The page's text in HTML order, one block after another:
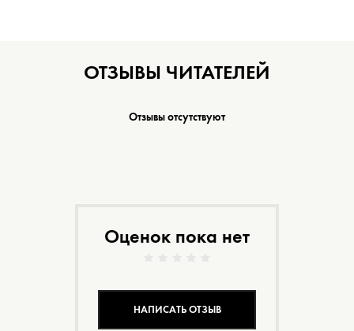
ОТЗЫВЫ ЧИТАТЕЛЕЙ
Отзывы отсутствуют
Оценок пока нет
НАПИСАТЬ ОТЗЫВ